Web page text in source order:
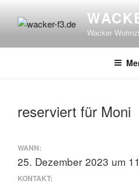
Inhalt
Wacker
reserviert für Moni
WANN:
25. Dezember 2023 um
KONTAKT: